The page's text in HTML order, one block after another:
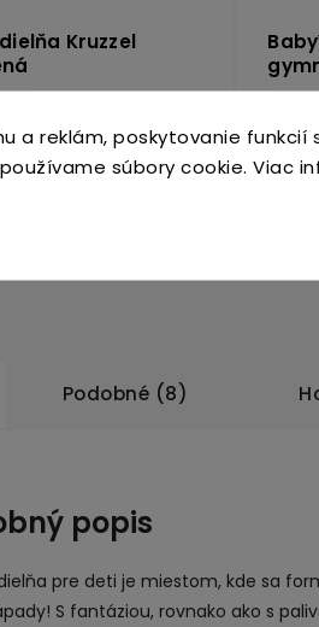
a reklám, poskytovanie funkcií
súbory cookie. Viac
Kruzzel
Podobné (8)
popis
pre deti je miestom, kde sa
S fantáziou, rovnako ako s